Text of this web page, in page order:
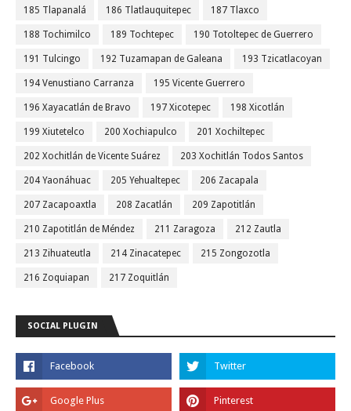
185 Tlapanalá 186 Tlatlauquitepec 187 Tlaxco
188 Tochimilco 189 Tochtepec 190 Totoltepec de Guerrero
191 Tulcingo 192 Tuzamapan de Galeana 193 Tzicatlacoyan
194 Venustiano Carranza 195 Vicente Guerrero
196 Xayacatlán de Bravo 197 Xicotepec 198 Xicotlán
199 Xiutetelco 200 Xochiapulco 201 Xochiltepec
202 Xochitlán de Vicente Suárez 203 Xochitlán Todos Santos
204 Yaonáhuac 205 Yehualtepec 206 Zacapala
207 Zacapoaxtla 208 Zacatlán 209 Zapotitlán
210 Zapotitlán de Méndez 211 Zaragoza 212 Zautla
213 Zihuateutla 214 Zinacatepec 215 Zongozotla
216 Zoquiapan 217 Zoquitlán
SOCIAL PLUGIN